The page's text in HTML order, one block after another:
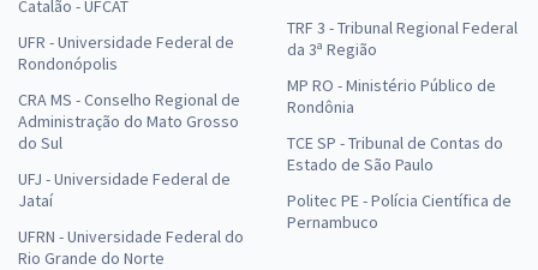
Catalão - UFCAT
UFR - Universidade Federal de
Rondonópolis
CRA MS - Conselho Regional de
Administração do Mato Grosso
do Sul
UFJ - Universidade Federal de
Jataí
UFRN - Universidade Federal do
Rio Grande do Norte
TRF 3 - Tribunal Regional Federal
da 3ª Região
MP RO - Ministério Público de
Rondônia
TCE SP - Tribunal de Contas do
Estado de São Paulo
Politec PE - Polícia Científica de
Pernambuco